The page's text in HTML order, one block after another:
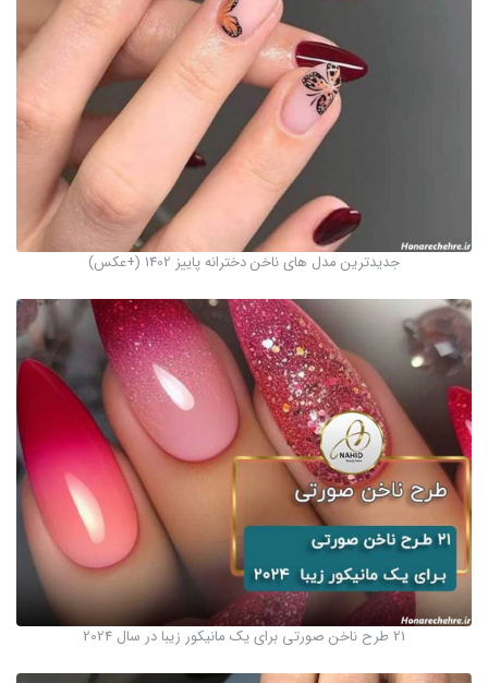
جدیدترین مدل های ناخن دخترانه پاییز 1402 (+عکس)
21 طرح ناخن صورتی برای یک مانیکور زیبا در سال 2024